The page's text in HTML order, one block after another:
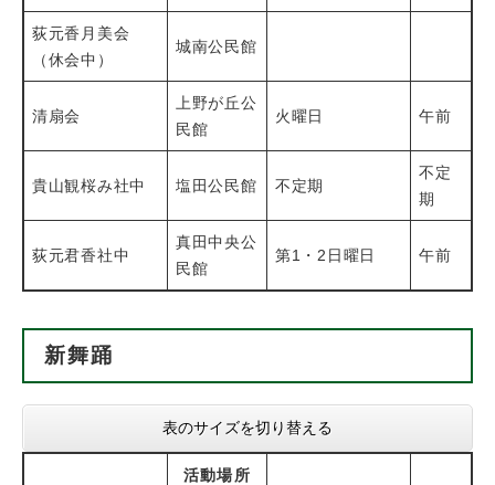
荻元香月美会
（休会中）
城南公民館
清扇会
上野が丘公
民館
火曜日 午前
貴山観桜み社中 塩田公民館 不定期
不定
期
荻元君香社中
真田中央公
民館
第1・2日曜日 午前
新舞踊
表のサイズを切り替える
活動場所